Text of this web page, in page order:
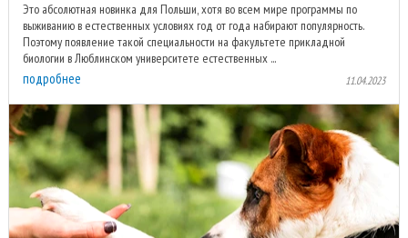
Это абсолютная новинка для Польши, хотя во всем мире программы по
выживанию в естественных условиях год от года набирают популярность.
Поэтому появление такой специальности на факультете прикладной
биологии в Люблинском университете естественных ...
подробнее 11.04.2023